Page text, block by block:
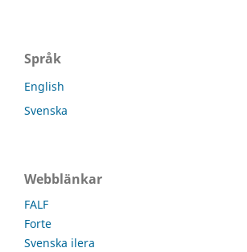
Språk
English
Svenska
Webblänkar
FALF
Forte
Svenska ilera